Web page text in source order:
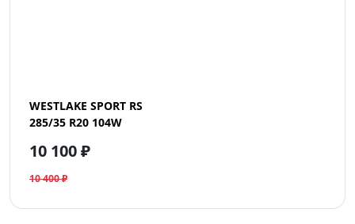
WESTLAKE SPORT RS
285/35 R20 104W
10 100 ₽
10 400 ₽